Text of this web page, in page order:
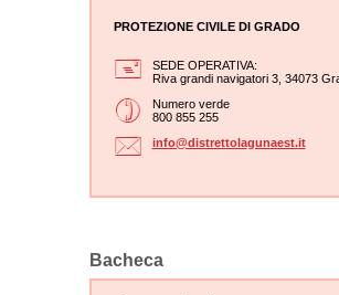
PROTEZIONE CIVILE DI GRADO
SEDE OPERATIVA:
Riva grandi navigatori 3, 34073
Numero verde
800 855 255
info@distrettolagunaest.it
Bacheca